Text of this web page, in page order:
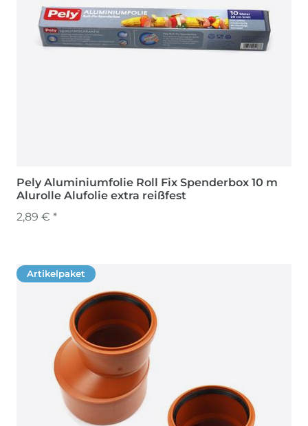
Pely Aluminiumfolie Roll Fix Spenderbox 10 m
Alurolle Alufolie extra reißfest
2,89 € *
Artikelpaket